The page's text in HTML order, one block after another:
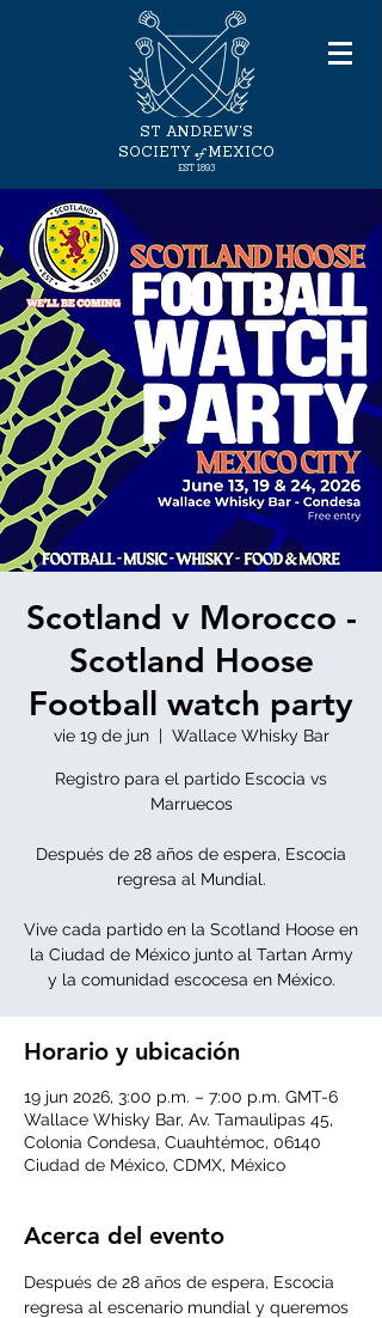
ST ANDREW'S
SOCIETY of MEXICO
EST 1893
Scotland v Morocco -
Scotland Hoose
Football watch party
vie 19 de jun
  |
Wallace Whisky Bar
Registro para el partido Escocia vs
Marruecos
Después de 28 años de espera, Escocia
regresa al Mundial.
Vive cada partido en la Scotland Hoose en
la Ciudad de México junto al Tartan Army
y la comunidad escocesa en México.
Horario y ubicación
19 jun 2026, 3:00 p.m. – 7:00 p.m. GMT-6
Wallace Whisky Bar, Av. Tamaulipas 45,
Colonia Condesa, Cuauhtémoc, 06140
Ciudad de México, CDMX, México
Acerca del evento
Después de 28 años de espera, Escocia
regresa al escenario mundial y queremos